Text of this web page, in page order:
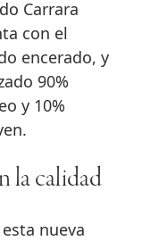
Carrara
con el
encerado, y
90%
y 10%
la calidad
nueva